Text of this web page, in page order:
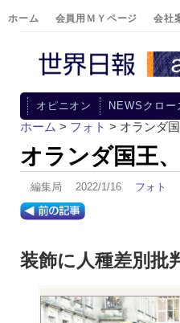
ホーム 会員用ＭＹページ 会社
オピニオン NEWSクロー
ホーム > フォト > オランダ
オランダ国王
編集局 2022/1/16 フォト
装飾に人種差別批